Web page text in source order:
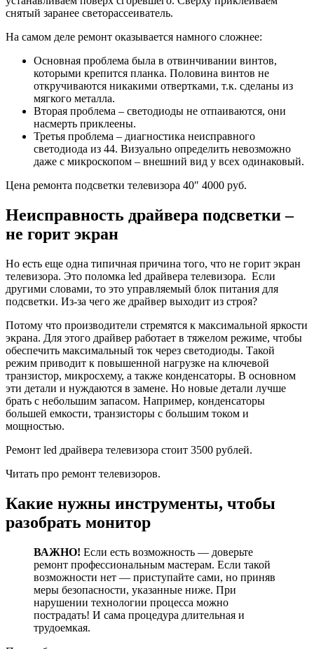
снятый заранее светорассеиватель.
На самом деле ремонт оказывается намного сложнее:
Основная проблема была в отвинчивании винтов,
которыми крепится планка. Половина винтов не
откручиваются никакими отвертками, т.к. сделаны из
мягкого металла.
Вторая проблема – светодиоды не отпаиваются, они
насмерть приклеены.
Третья проблема – диагностика неисправного
светодиода из 44. Визуально определить невозможно
даже с микроскопом – внешний вид у всех одинаковый.
Цена ремонта подсветки телевизора 40″ 4000 руб.
Неисправность драйвера подсветки –
не горит экран
Но есть еще одна типичная причина того, что не горит экран
телевизора. Это поломка led драйвера телевизора. Если
другими словами, то это управляемый блок питания для
подсветки. Из-за чего же драйвер выходит из строя?
Потому что производители стремятся к максимальной яркости
экрана. Для этого драйвер работает в тяжелом режиме, чтобы
обеспечить максимальный ток через светодиоды. Такой
режим приводит к повышенной нагрузке на ключевой
транзистор, микросхему, а также конденсаторы. В основном
эти детали и нуждаются в замене. Но новые детали лучше
брать с небольшим запасом. Например, конденсаторы
большей емкости, транзисторы с большим током и
мощностью.
Ремонт led драйвера телевизора стоит 3500 рублей.
Читать про ремонт телевизоров.
Какие нужны инструменты, чтобы
разобрать монитор
ВАЖНО! Если есть возможность — доверьте
ремонт профессиональным мастерам. Если такой
возможности нет — приступайте сами, но приняв
меры безопасности, указанные ниже. При
нарушении технологии процесса можно
пострадать! И сама процедура длительная и
трудоемкая.